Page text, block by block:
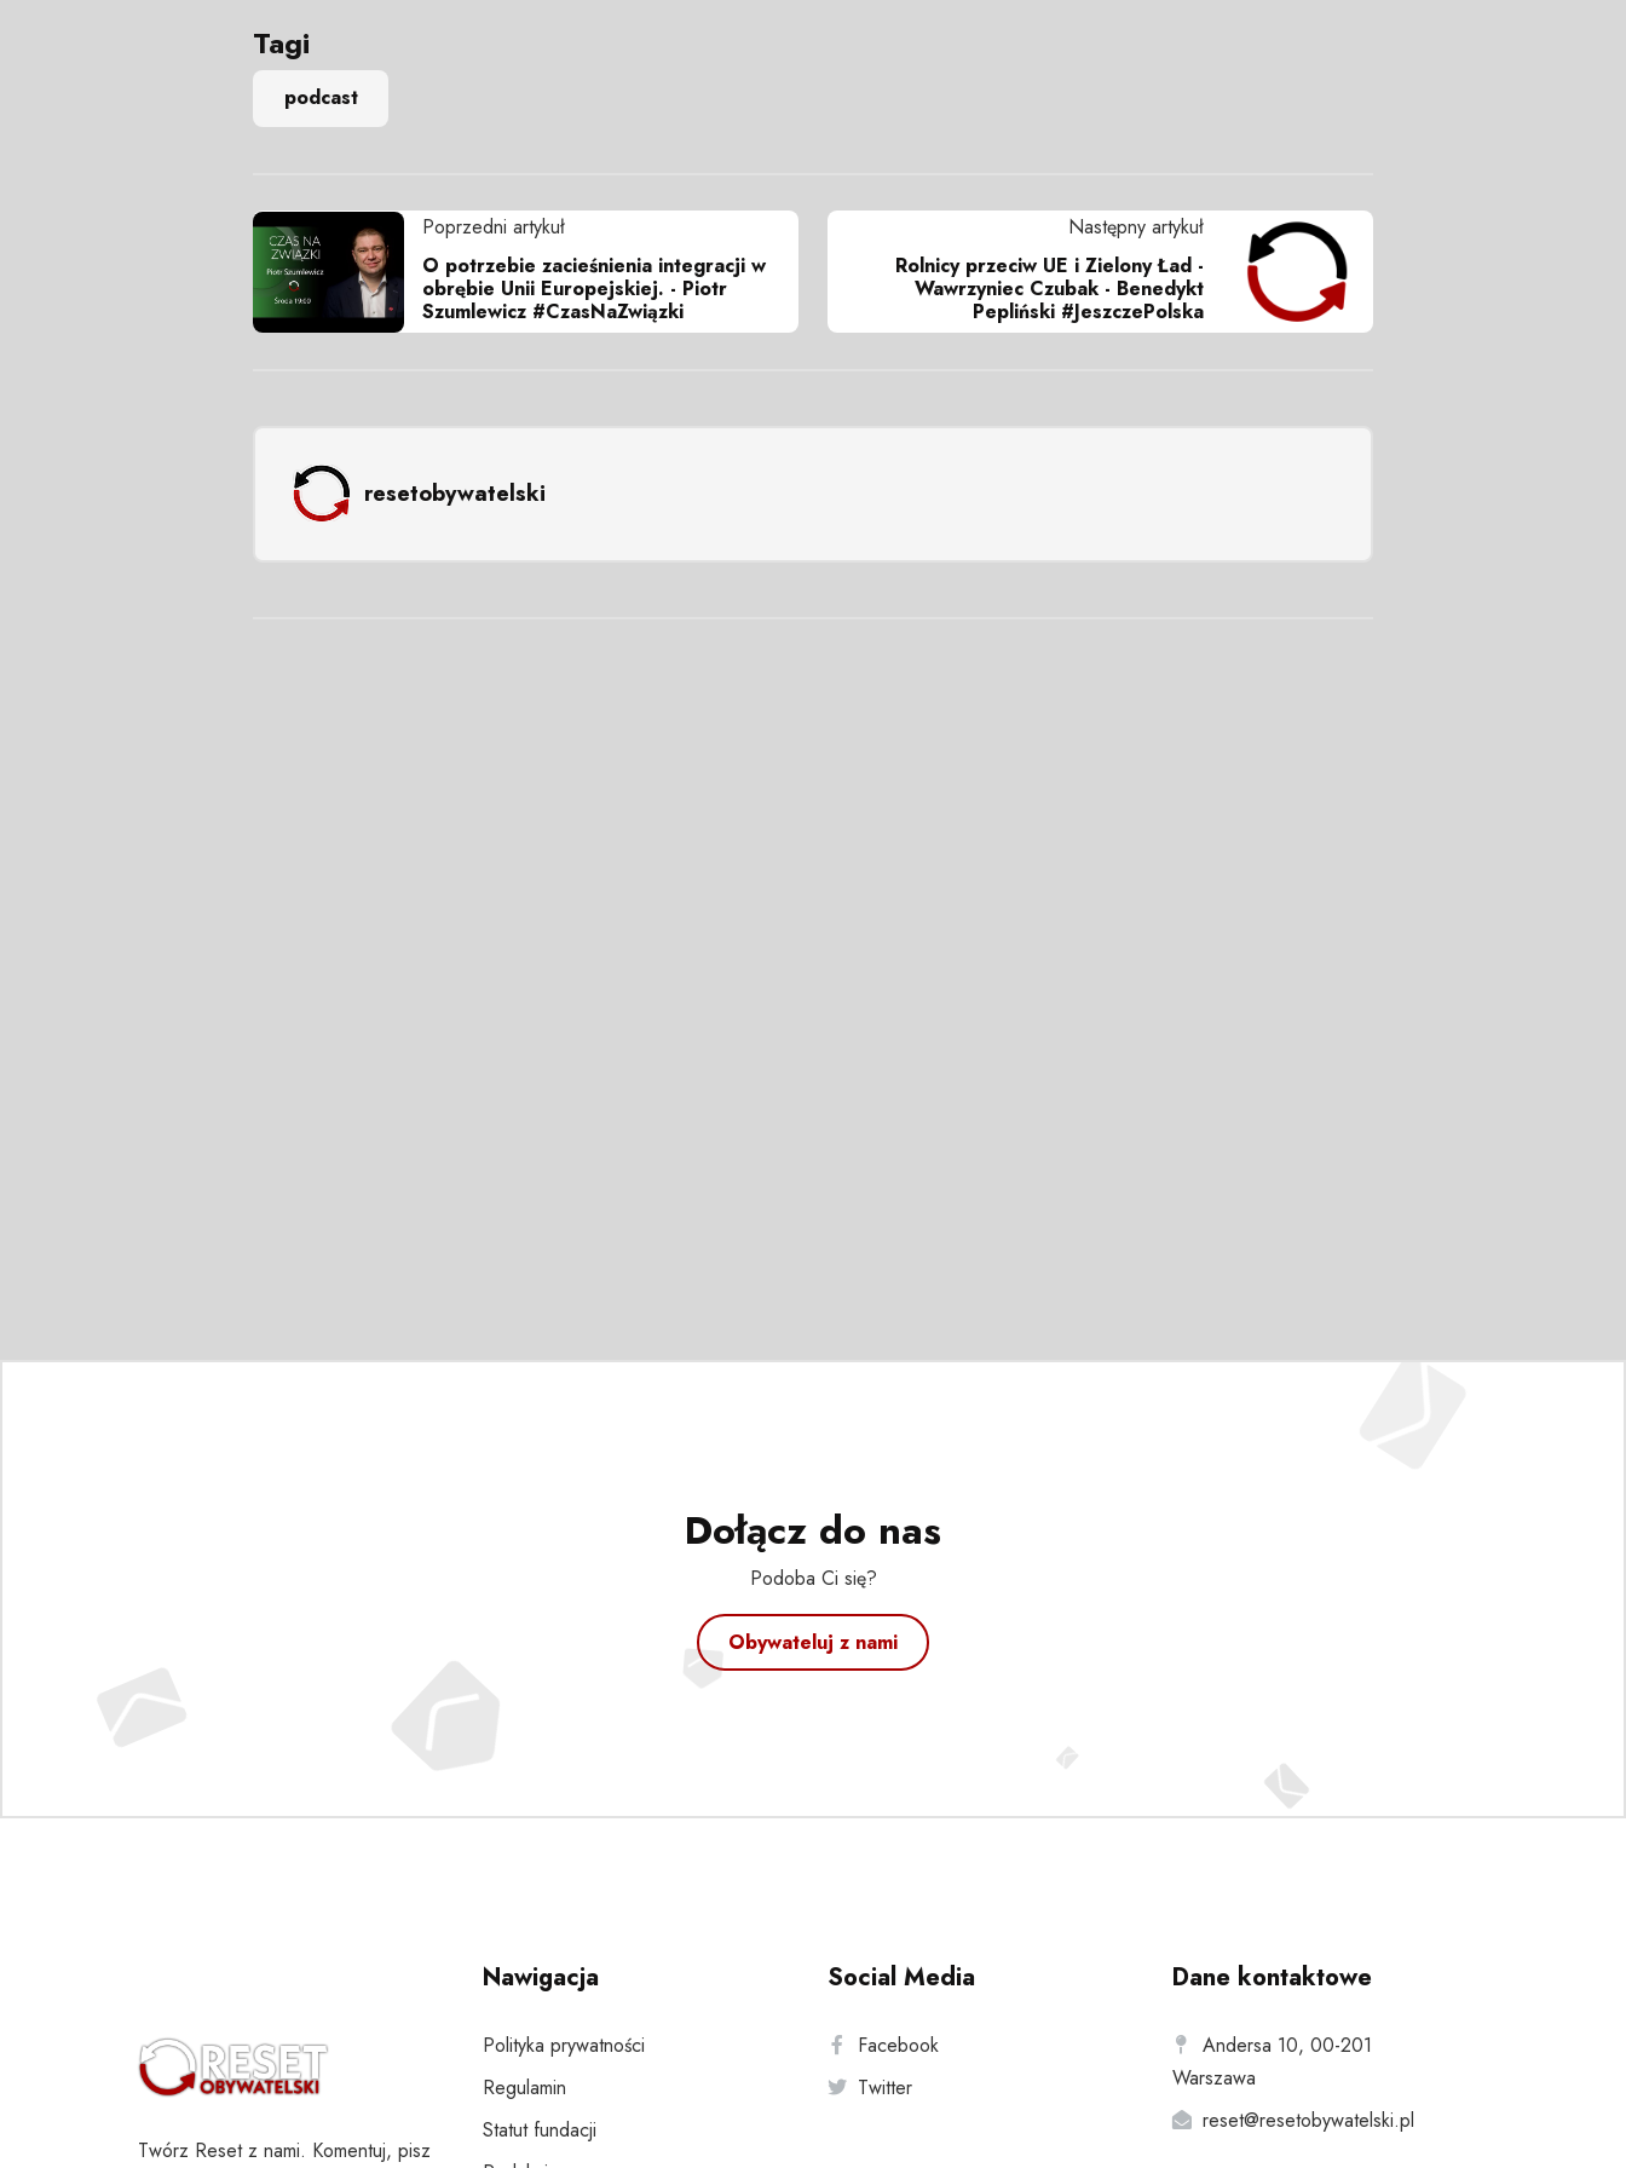
Tagi
podcast
Poprzedni artykuł
O potrzebie zacieśnienia integracji w
obrębie Unii Europejskiej. - Piotr
Szumlewicz #CzasNaZwiązki
Następny artykuł
Rolnicy przeciw UE i Zielony Ład -
Wawrzyniec Czubak - Benedykt
Pepliński #JeszczePolska
resetobywatelski
Dołącz do nas
Podoba Ci się?
Obywateluj z nami
Twórz Reset z nami. Komentuj, pisz
Nawigacja
Polityka prywatności
Regulamin
Statut fundacji
Social Media
Facebook
Twitter
Dane kontaktowe
Andersa 10, 00-201
Warszawa
reset@resetobywatelski.pl